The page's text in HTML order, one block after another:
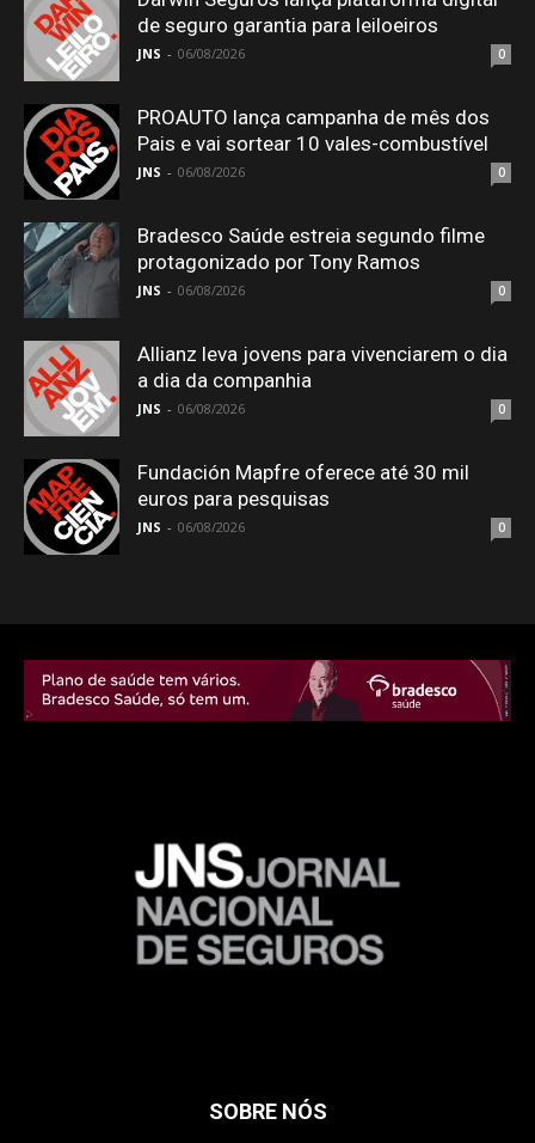
de seguro garantia para leiloeiros
JNS - 06/08/2026 0
PROAUTO lança campanha de mês dos
Pais e vai sortear 10 vales-combustível
JNS - 06/08/2026 0
Bradesco Saúde estreia segundo filme
protagonizado por Tony Ramos
JNS - 06/08/2026 0
Allianz leva jovens para vivenciarem o dia
a dia da companhia
JNS - 06/08/2026 0
Fundación Mapfre oferece até 30 mil
euros para pesquisas
JNS - 06/08/2026 0
SOBRE NÓS